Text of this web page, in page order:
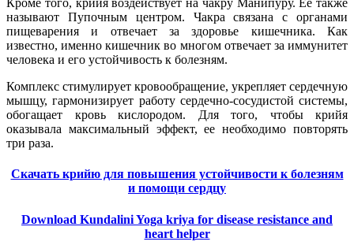
Кроме того, крийя воздействует на чакру Манипуру. Ее также
называют Пупочным центром. Чакра связана с органами
пищеварения и отвечает за здоровье кишечника. Как
известно, именно кишечник во многом отвечает за иммунитет
человека и его устойчивость к болезням.
Комплекс стимулирует кровообращение, укрепляет сердечную
мышцу, гармонизирует работу сердечно-сосудистой системы,
обогащает кровь кислородом. Для того, чтобы крийя
оказывала максимальный эффект, ее необходимо повторять
три раза.
Скачать крийю для повышения устойчивости к болезням
и помощи сердцу
Download Kundalini Yoga kriya for disease resistance and
heart helper